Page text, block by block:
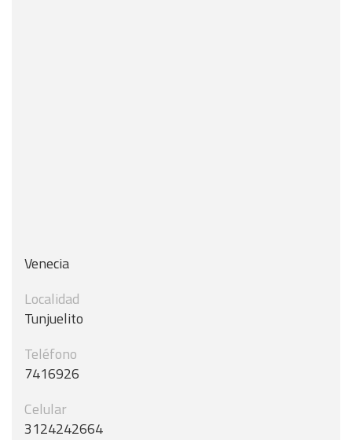
Venecia
Localidad
Tunjuelito
Teléfono
7416926
Celular
3124242664